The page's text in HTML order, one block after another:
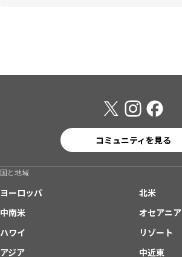
コミュニティを見る
国と地域
ヨーロッパ
北米
中南米
オセアニア
ハワイ
リゾート
アジア
中近東